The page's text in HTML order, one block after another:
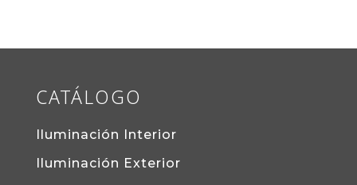
CATÁLOGO
Iluminación Interior
Iluminación Exterior